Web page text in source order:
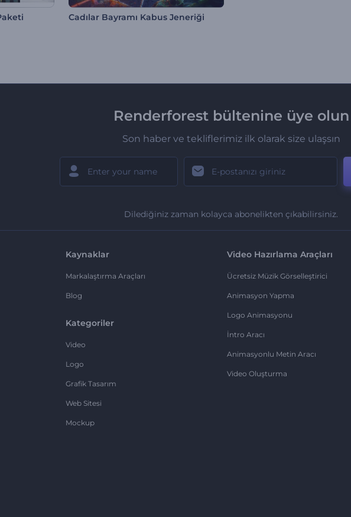
Cadılar Bayramı Kabus Jeneriği
Renderforest bültenine üye olun
Son haber ve tekliflerimiz ilk olarak size ulaşsın
Dilediğiniz zaman kolayca abonelikten çıkabilirsiniz.
Kaynaklar
Markalaştırma Araçları
Blog
Kategoriler
Video
Logo
Grafik Tasarım
Web Sitesi
Mockup
Video Hazırlama Araçları
Ücretsiz Müzik Görselleştirici
Animasyon Yapma
Logo Animasyonu
İntro Aracı
Animasyonlu Metin Aracı
Video Oluşturma